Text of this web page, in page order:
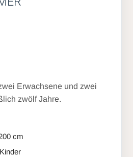
Erwachsene und zwei
zwölf Jahre.
cm